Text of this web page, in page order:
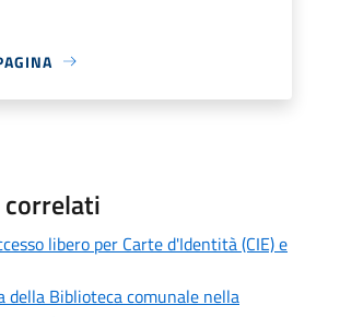
libero per Carte d'Identità (CIE) e
della Biblioteca comunale nella